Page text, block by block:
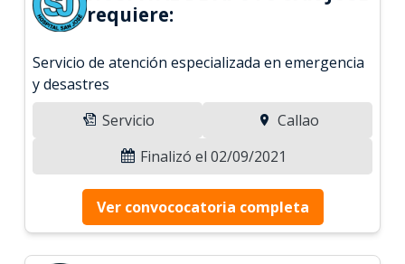
requiere:
Servicio de atención especializada en emergencia
y desastres
Servicio
Callao
Finalizó el 02/09/2021
Ver convococatoria completa